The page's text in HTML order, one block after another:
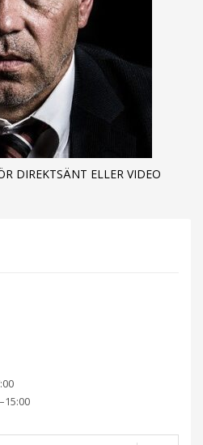
DIREKTSÄNT ELLER VIDEO